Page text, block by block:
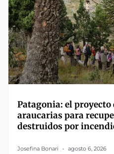
Patagonia: el proyecto
araucarias para
destruidos por
Josefina Bonari agosto 6, 2026